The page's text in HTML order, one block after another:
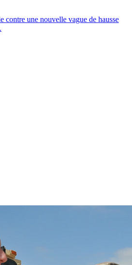
contre une nouvelle vague de hausse